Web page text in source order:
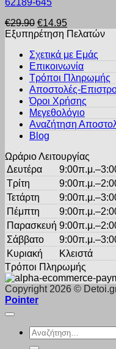
σελίδα
προϊόντος
προϊόν
πολλαπλές
παραλλαγές.
επιλογές
μπορούν
επιλεγούν
σελίδα
προϊόντος
62189-645
€29.90 Original
price
€29.90.
€14.95Η
τρέχουσα
είναι:
€14.95.
Εξυπηρέτηση Πελατών
Σχετικά με Εμάς
Επικοινωνία
Τρόποι Πληρωμής
Αποστολές-
Όροι Χρήσης
Μεγεθολόγιο
Αναζήτηση
Blog
Ωράριο Λειτουργίας
Δευτέρα
Τρίτη
Τετάρτη
Πέμπτη
Παρασκευή
Σάββατο
Κυριακή
Κλειστά
Τρόποι Πληρωμής
Copyright 2026 ©
Pointer
Αναζήτηση
για: